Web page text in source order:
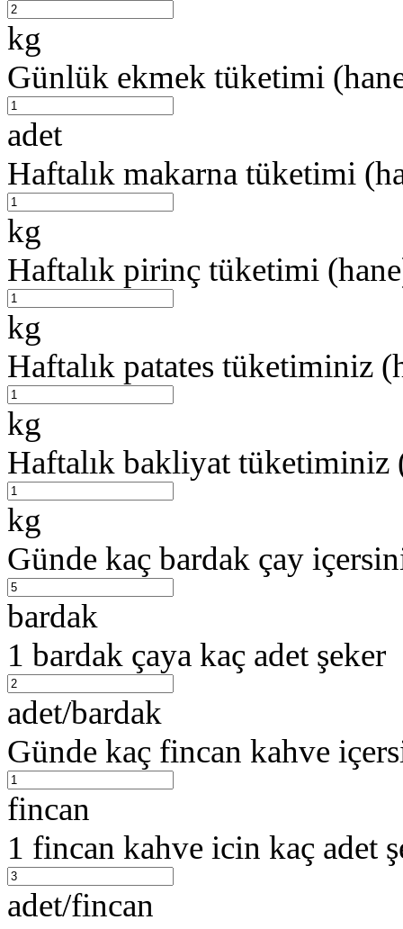
kg
Günlük ekmek tüketimi
adet
Haftalık makarna tüketimi
kg
Haftalık pirinç tüketimi
kg
Haftalık patates tüketiminiz
kg
Haftalık bakliyat
kg
Günde kaç bardak çay
bardak
1 bardak çaya kaç adet şeker
adet/bardak
Günde kaç fincan kahve
fincan
1 fincan kahve icin kaç adet
adet/fincan